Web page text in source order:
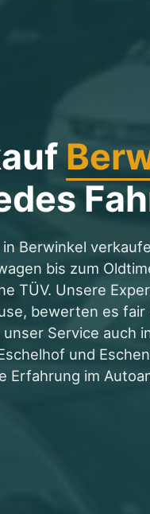
Berwinkel
bis zum
TÜV. Unsere
bewerten es
Service auch
und
Erfahrung im